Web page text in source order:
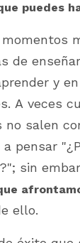
puedes
de
y
A veces
salen
pensar
; sin
ello.